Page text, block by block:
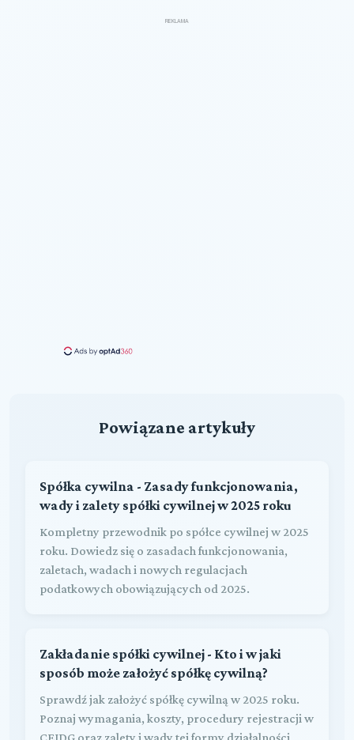
REKLAMA
Powiązane artykuły
Spółka cywilna - Zasady funkcjonowania,
wady i zalety spółki cywilnej w 2025 roku
Kompletny przewodnik po spółce cywilnej w 2025
roku. Dowiedz się o zasadach funkcjonowania,
zaletach, wadach i nowych regulacjach
podatkowych obowiązujących od 2025.
Zakładanie spółki cywilnej - Kto i w jaki
sposób może założyć spółkę cywilną?
Sprawdź jak założyć spółkę cywilną w 2025 roku.
Poznaj wymagania, koszty, procedury rejestracji w
CEIDG oraz zalety i wady tej formy działalności